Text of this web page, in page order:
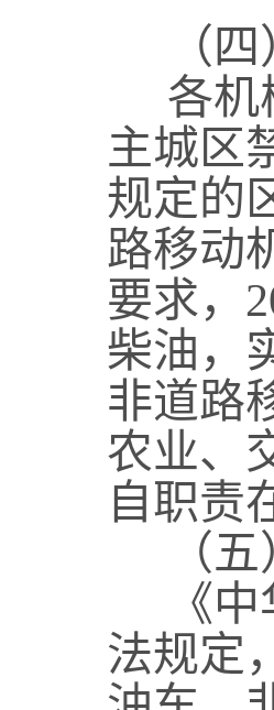
（四
各机
主城区
规定的
路移动
要求，
柴油，
非道路
农业、
自职责
（五
《中
法规定